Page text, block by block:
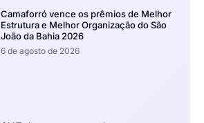
Camaforró vence os prêmios de Melhor
Estrutura e Melhor Organização do São
João da Bahia 2026
6 de agosto de 2026